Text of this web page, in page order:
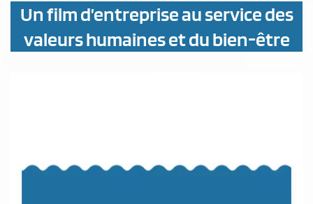
Un film d’entreprise au service des
valeurs humaines et du bien-être